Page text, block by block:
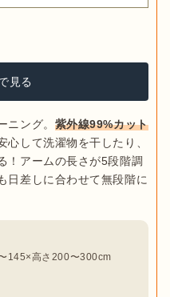
見る
ニング。 紫外線99%カット
心して洗濯物を干したり、
！アームの長さが5段階調
日差しに合わせて無段階に
145×高さ200〜300cm